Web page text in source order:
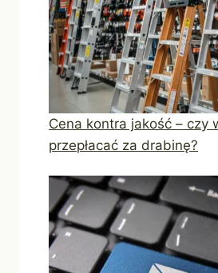
Cena kontra jakość – czy
przepłacać za drabinę?